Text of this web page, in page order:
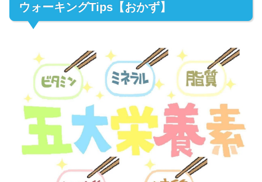
ウォーキングTips【おかず】